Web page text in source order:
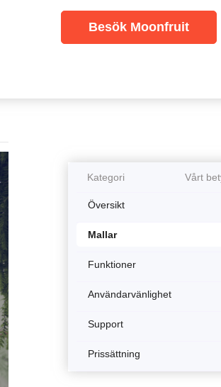
Besök Moonfruit
Kategori Vårt
Översikt
Mallar
Funktioner
Användarvänlighet
Support
Prissättning